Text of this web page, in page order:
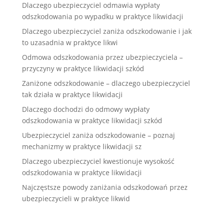
Dlaczego ubezpieczyciel odmawia wypłaty
odszkodowania po wypadku w praktyce likwidacji
Dlaczego ubezpieczyciel zaniża odszkodowanie i jak
to uzasadnia w praktyce likwi
Odmowa odszkodowania przez ubezpieczyciela –
przyczyny w praktyce likwidacji szkód
Zaniżone odszkodowanie – dlaczego ubezpieczyciel
tak działa w praktyce likwidacji
Dlaczego dochodzi do odmowy wypłaty
odszkodowania w praktyce likwidacji szkód
Ubezpieczyciel zaniża odszkodowanie – poznaj
mechanizmy w praktyce likwidacji sz
Dlaczego ubezpieczyciel kwestionuje wysokość
odszkodowania w praktyce likwidacji
Najczęstsze powody zaniżania odszkodowań przez
ubezpieczycieli w praktyce likwid